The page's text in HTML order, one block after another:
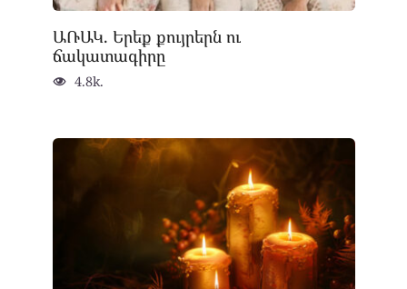
ԱՌԱԿ. Երեք քույրերն ու
ճակատագիրը
4.8k.